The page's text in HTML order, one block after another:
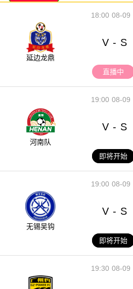
08-09
18:00
延边龙鼎
V - S
直播中
08-09
19:00
河南队
V - S
即将开始
08-09
19:00
无锡吴钩
V - S
即将开始
08-09
19:30